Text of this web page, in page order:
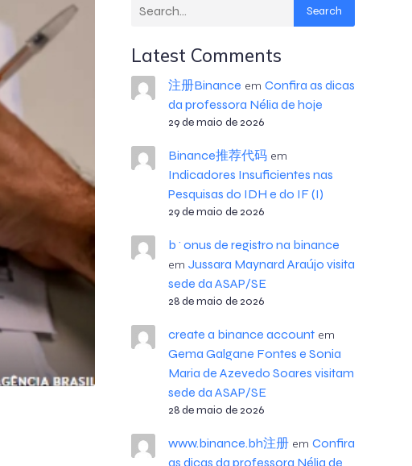
Search
Latest Comments
注册Binance em Confira as dicas
da professora Nélia de hoje
29 de maio de 2026
Binance推荐代码em
Indicadores Insuficientes nas
Pesquisas do IDH e do IF (I)
29 de maio de 2026
b^onus de registro na binance
em Jussara Maynard Araújo visita
sede da ASAP/SE
28 de maio de 2026
create a binance accountem
Gema Galgane Fontes e Sonia
Maria de Azevedo Soares visitam
sede da ASAP/SE
28 de maio de 2026
www.binance.bh注册em Confira
as dicas da professora Nélia de